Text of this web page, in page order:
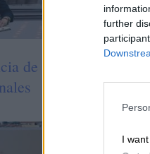
further
I
de la Salud Mental